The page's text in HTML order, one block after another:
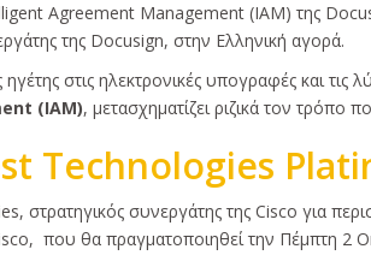
Agreement Management (IAM) της
της Docusign, στην Ελληνική αγορά.
στις ηλεκτρονικές υπογραφές και
(IAM), μετασχηματίζει ριζικά τον τρόπο
Technologies
στρατηγικός συνεργάτης της Cisco για
που θα πραγματοποιηθεί την Πέμπτη 2